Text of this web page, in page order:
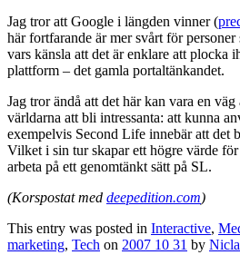
Jag tror att Google i längden vinner (
här fortfarande är mer svårt för
vars känsla att det är enklare att plocka
plattform – det gamla portaltänkandet.
Jag tror ändå att det här kan vara en
världarna att bli intressanta: att kunna
exempelvis Second Life innebär att det
Vilket i sin tur skapar ett högre värde
arbeta på ett genomtänkt sätt på SL.
(Korspostat med deepedition.com)
This entry was posted in Interactive,
marketing, Tech on 2007 10 31 by